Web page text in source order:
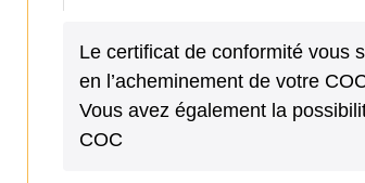
Le certificat de conformité vous
en l’acheminement de votre
Vous avez également la
COC